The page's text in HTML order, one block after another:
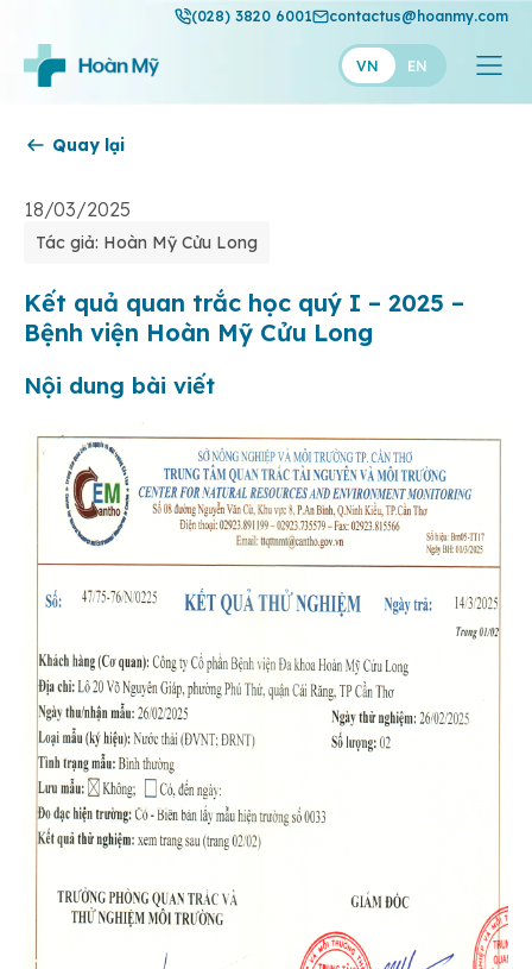
(028) 3820 6001 contactus@hoanmy.com
VN EN
Hạnh Phúc
Thuận Mỹ
Quay lại
18/03/2025
Tác giả: Hoàn Mỹ Cửu Long
Kết quả quan trắc học quý I – 2025 –
Bệnh viện Hoàn Mỹ Cửu Long
Nội dung bài viết